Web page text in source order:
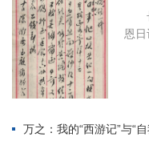
恩
万之：我的“西游记”与“